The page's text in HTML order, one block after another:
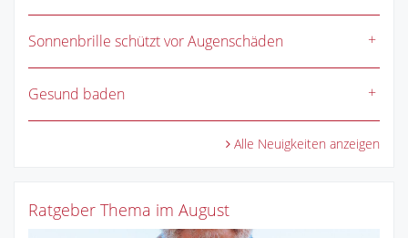
Sonnenbrille schützt vor Augenschäden
Gesund baden
Alle Neuigkeiten anzeigen
Ratgeber Thema im August